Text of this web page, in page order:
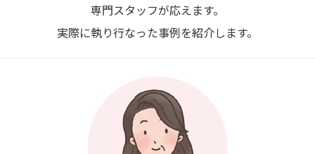
専門スタッフが応えます。
実際に執り行なった事例を紹介します。